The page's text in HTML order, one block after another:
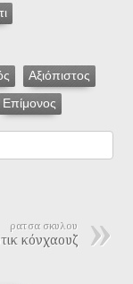
Αξιόπιστος
Επίμονος
ρατσα σκυλου
κόνχαουζ